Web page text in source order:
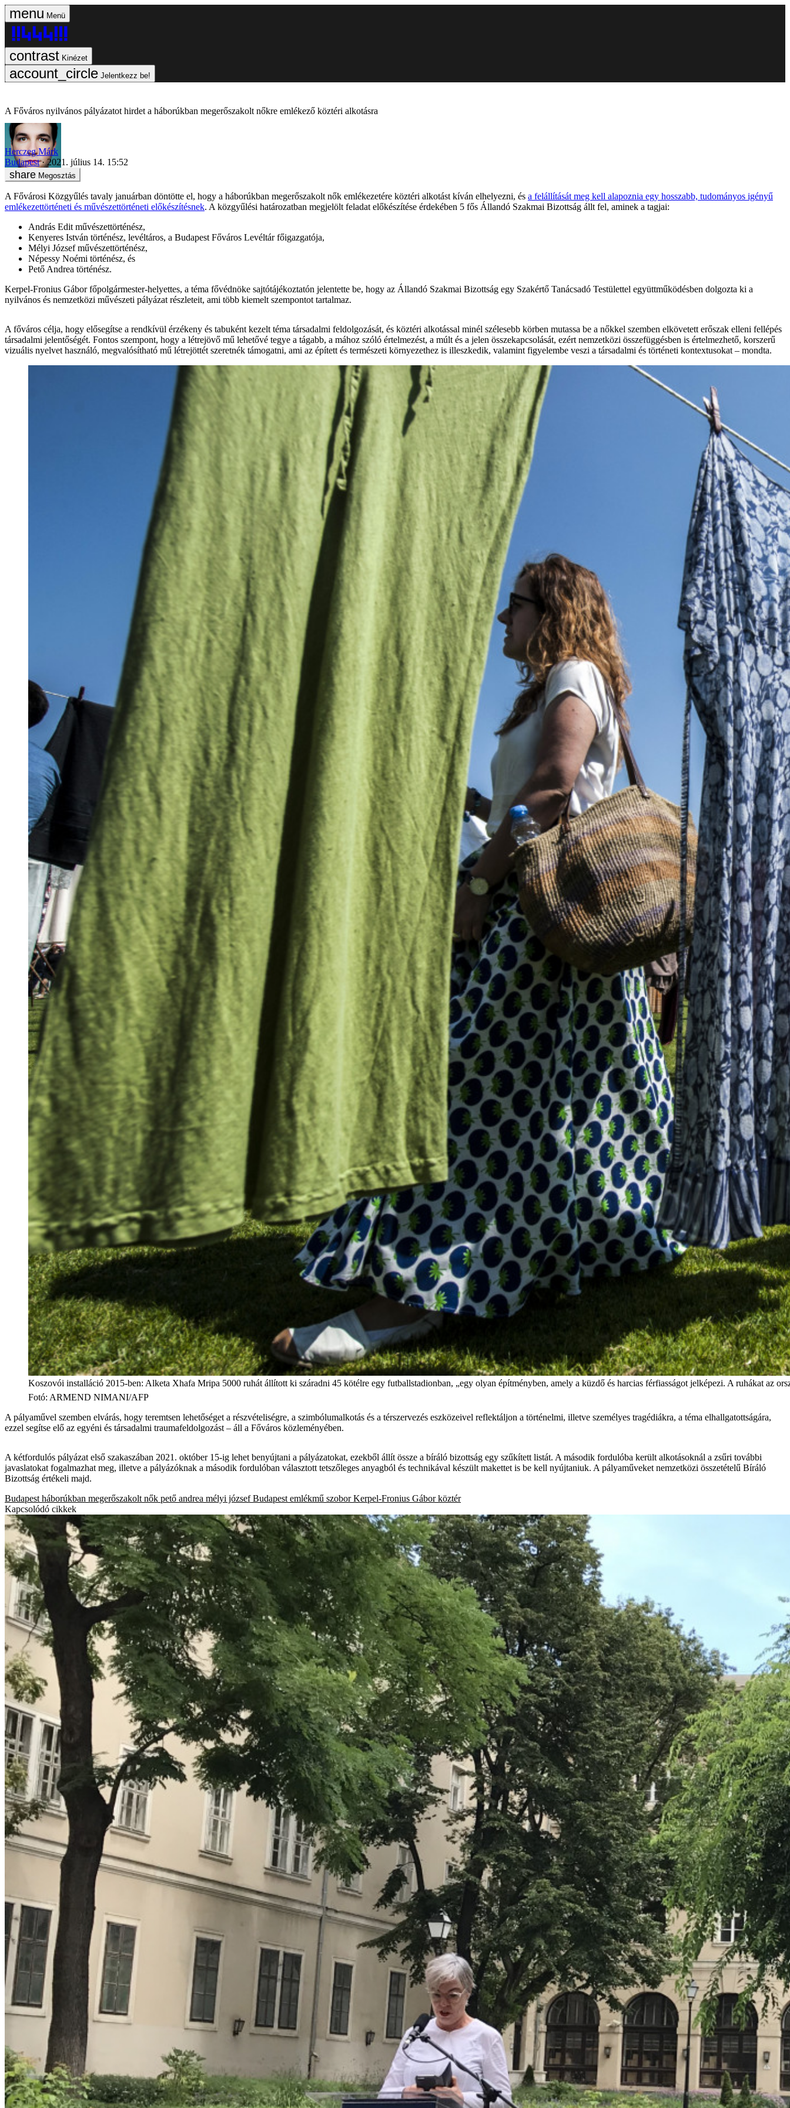
Menü
Kinézet
Jelentkezz be!
A Főváros nyilvános pályázatot hirdet a háborúkban megerőszakolt nőkre emlékező köztéri alkotásra
Herczeg Márk
Budapest
2021. július 14. 15:52
Megosztás
A Fővárosi Közgyűlés tavaly januárban döntötte el, hogy a háborúkban megerőszakolt nők emlékezetére köztéri alkotást kíván elhelyezni, és a felállítását meg kell alapoznia egy hosszabb, tudományos igényű
emlékezettörténeti és művészettörténeti előkészítésnek. A közgyűlési határozatban megjelölt feladat előkészítése érdekében 5 fős Állandó Szakmai Bizottság állt fel, aminek a tagjai:
András Edit művészettörténész,
Kenyeres István történész, levéltáros, a Budapest Főváros Levéltár főigazgatója,
Mélyi József művészettörténész,
Népessy Noémi történész, és
Pető Andrea történész.
Kerpel-Fronius Gábor főpolgármester-helyettes, a téma fővédnöke sajtótájékoztatón jelentette be, hogy az Állandó Szakmai Bizottság egy Szakértő Tanácsadó Testülettel együttműködésben dolgozta ki a
nyilvános és nemzetközi művészeti pályázat részleteit, ami több kiemelt szempontot tartalmaz.
A főváros célja, hogy elősegítse a rendkívül érzékeny és tabuként kezelt téma társadalmi feldolgozását, és köztéri alkotással minél szélesebb körben mutassa be a nőkkel szemben elkövetett erőszak elleni fellépés
társadalmi jelentőségét. Fontos szempont, hogy a létrejövő mű lehetővé tegye a tágabb, a mához szóló értelmezést, a múlt és a jelen összekapcsolását, ezért nemzetközi összefüggésben is értelmezhető, korszerű
vizuális nyelvet használó, megvalósítható mű létrejöttét szeretnék támogatni, ami az épített és természeti környezethez is illeszkedik, valamint figyelembe veszi a társadalmi és történeti kontextusokat – mondta.
Koszovói installáció 2015-ben: Alketa Xhafa Mripa 5000 ruhát állított ki száradni 45 kötélre egy futballstadionban, „egy olyan építményben, amely a küzdő és harcias férfiasságot jelképezi. A ruhákat az
Fotó: ARMEND NIMANI/AFP
A pályaművel szemben elvárás, hogy teremtsen lehetőséget a részvételiségre, a szimbólumalkotás és a térszervezés eszközeivel reflektáljon a történelmi, illetve személyes tragédiákra, a téma elhallgatottságára,
ezzel segítse elő az egyéni és társadalmi traumafeldolgozást – áll a Főváros közleményében.
A kétfordulós pályázat első szakaszában 2021. október 15-ig lehet benyújtani a pályázatokat, ezekből állít össze a bíráló bizottság egy szűkített listát. A második fordulóba került alkotásoknál a zsűri további
javaslatokat fogalmazhat meg, illetve a pályázóknak a második fordulóban választott tetszőleges anyagból és technikával készült makettet is be kell nyújtaniuk. A pályaműveket nemzetközi összetételű Bíráló
Bizottság értékeli majd.
Budapest háborúkban megerőszakolt nők pető andrea mélyi józsef Budapest emlékmű szobor Kerpel-Fronius Gábor köztér
Kapcsolódó cikkek